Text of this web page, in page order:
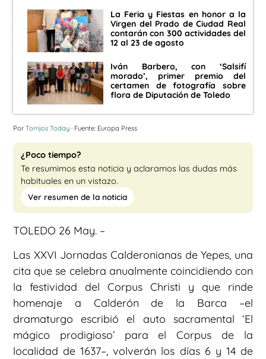
La Feria y Fiestas en honor a la
Virgen del Prado de Ciudad Real
contarán con 300 actividades del
12 al 23 de agosto
Iván Barbero, con ‘Salsifí
morado’, primer premio del
certamen de fotografía sobre
flora de Diputación de Toledo
Por Torrijos Today · Fuente: Europa Press
¿Poco tiempo?
Te resumimos esta noticia y aclaramos las dudas más
habituales en un vistazo.
Ver resumen de la noticia
TOLEDO 26 May. –
Las XXVI Jornadas Calderonianas de Yepes, una
cita que se celebra anualmente coincidiendo con
la festividad del Corpus Christi y que rinde
homenaje a Calderón de la Barca –el
dramaturgo escribió el auto sacramental ‘El
mágico prodigioso’ para el Corpus de la
localidad de 1637–, volverán los días 6 y 14 de